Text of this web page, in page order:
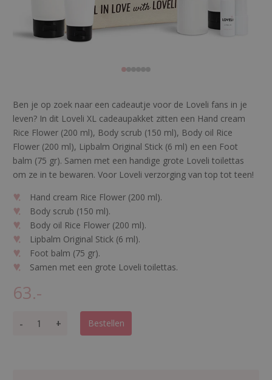
Ben je op zoek naar een cadeautje voor de Loveli fans in je
leven? In dit Loveli XL cadeaupakket zitten een Hand cream
Rice Flower (200 ml), Body scrub (150 ml), Body oil Rice
Flower (200 ml), Lipbalm Original Stick (6 ml) en een Foot
balm (75 gr). Samen met een handige grote Loveli toilettas
om ze in te bewaren. Voor Loveli verzorging van top tot teen!
Hand cream Rice Flower (200 ml).
Body scrub (150 ml).
Body oil Rice Flower (200 ml).
Lipbalm Original Stick (6 ml).
Foot balm (75 gr).
Samen met een grote Loveli toilettas.
63.-
- + Bestellen